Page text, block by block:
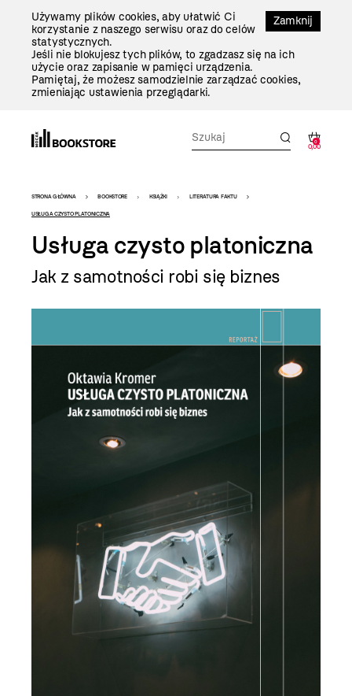
Zamknij
Używamy plików cookies, aby ułatwić Ci
korzystanie z naszego serwisu oraz do celów
statystycznych.
Jeśli nie blokujesz tych plików, to zgadzasz się na ich
użycie oraz zapisanie w pamięci urządzenia.
Pamiętaj, że możesz samodzielnie zarządzać cookies,
zmieniając ustawienia przeglądarki.
0
0,00
Bookstore
-
szablon
szczegóły
STRONA GŁÓWNA BOOKSTORE KSIĄŻKI LITERATURA FAKTU
USŁUGA CZYSTO PLATONICZNA
Usługa czysto platoniczna
Jak z samotności robi się biznes